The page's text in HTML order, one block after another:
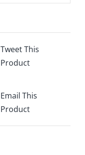
Tweet This
Product
Email This
Product